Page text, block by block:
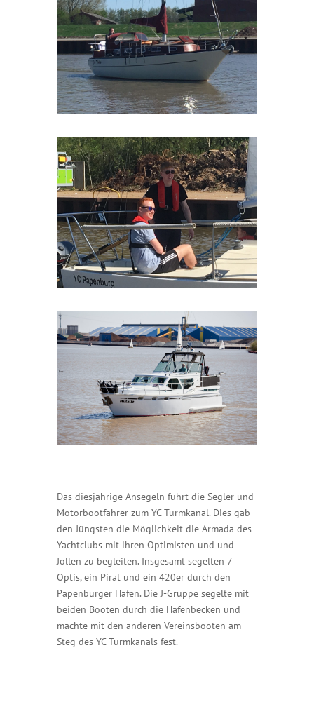
Das diesjährige Ansegeln führt die Segler und
Motorbootfahrer zum YC Turmkanal. Dies gab
den Jüngsten die Möglichkeit die Armada des
Yachtclubs mit ihren Optimisten und und
Jollen zu begleiten. Insgesamt segelten 7
Optis, ein Pirat und ein 420er durch den
Papenburger Hafen. Die J-Gruppe segelte mit
beiden Booten durch die Hafenbecken und
machte mit den anderen Vereinsbooten am
Steg des YC Turmkanals fest.